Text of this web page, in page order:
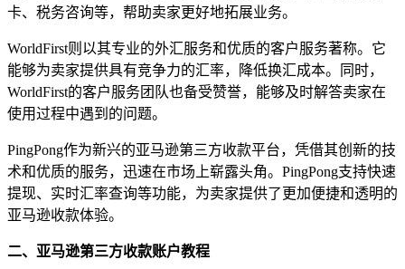
卡、税务咨询等，帮助卖家更好地拓展业务。
WorldFirst则以其专业的外汇服务和优质的客户服务著称。它
能够为卖家提供具有竞争力的汇率，降低换汇成本。同时，
WorldFirst的客户服务团队也备受赞誉，能够及时解答卖家在
使用过程中遇到的问题。
PingPong作为新兴的亚马逊第三方收款平台，凭借其创新的技
术和优质的服务，迅速在市场上崭露头角。PingPong支持快速
提现、实时汇率查询等功能，为卖家提供了更加便捷和透明的
亚马逊收款体验。
二、亚马逊第三方收款账户教程